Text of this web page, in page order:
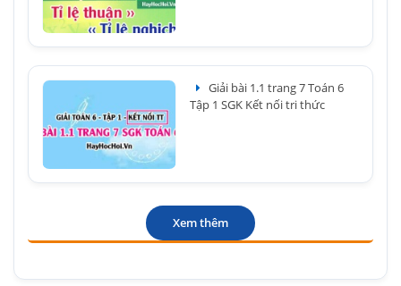
Giải bài 1.1 trang 7 Toán 6
Tập 1 SGK Kết nối tri thức
Xem thêm